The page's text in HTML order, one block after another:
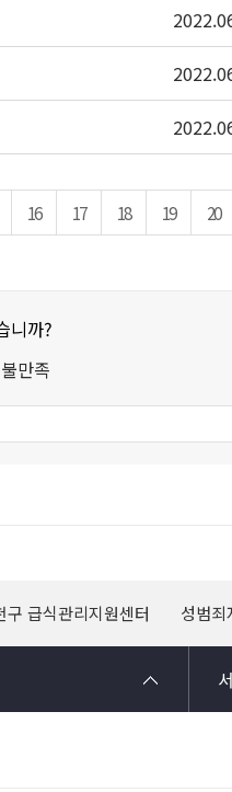
16 17 18 19 20
니까?
만족
구 급식관리지원센터 성범죄